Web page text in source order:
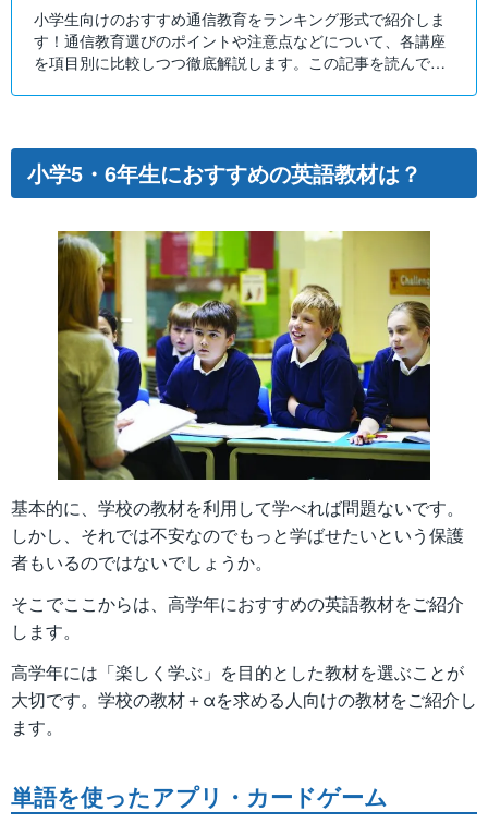
小学生向けのおすすめ通信教育をランキング形式で紹介しま
す！通信教育選びのポイントや注意点などについて、各講座
を項目別に比較しつつ徹底解説します。この記事を読んでお
小学5・6年生におすすめの英語教材は？
基本的に、学校の教材を利用して学べれば問題ないです。
しかし、それでは不安なのでもっと学ばせたいという保護
者もいるのではないでしょうか。
そこでここからは、高学年におすすめの英語教材をご紹介
します。
高学年には「楽しく学ぶ」を目的とした教材を選ぶことが
大切です。学校の教材＋αを求める人向けの教材をご紹介し
ます。
単語を使ったアプリ・カードゲーム